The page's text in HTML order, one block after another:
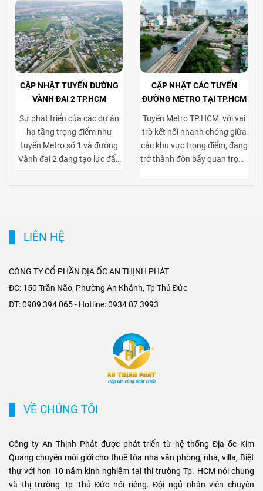
CẬP NHẬT TUYẾN ĐƯỜNG
VÀNH ĐAI 2 TP.HCM
Sự phát triển của các dự án
hạ tầng trọng điểm như
tuyến Metro số 1 và đường
Vành đai 2 đang tạo lực đẩy
giao thông liên vùng, rút
ngoại thành vào trung tâm,
triển cho các khu đô thị mới,
khu biệt thự cao cấp và cụm
tiện ích di chuyển và hạ tầng
đồng bộ đang tạo ra biên độ
tăng giá và tiềm năng khai
các loại hình bất động sản
này.
CẬP NHẬT CÁC TUYẾN
ĐƯỜNG METRO TẠI TP.HCM
Tuyến Metro TP.HCM, với vai
trò kết nối nhanh chóng giữa
các khu vực trọng điểm, đang
trở thành đòn bẩy quan trọng
khai thác tòa nhà văn phòng
Metro. Sự kết hợp giữa hạ
tầng hiện đại và nhu cầu di
chỉ tạo ưu thế cạnh tranh cho
chủ đầu tư, mà còn mở ra cơ
phân khúc bất động sản
LIÊN HỆ
CÔNG TY CỔ PHẦN ĐỊA ỐC AN THỊNH PHÁT
ĐC: 150 Trần Não, Phường An Khánh, Tp Thủ Đức
ĐT: 0909 394 065 - Hotline: 0934 07 3993
VỀ CHÚNG TÔI
Công ty An Thịnh Phát được phát triển từ hệ thống Địa ốc Kim
Quang chuyên môi giới cho thuê tòa nhà văn phòng, nhà, villa, Biệt
thự với hơn 10 năm kinh nghiệm tại thị trường Tp. HCM nói chung
và thị trường Tp Thủ Đức nói riêng. Đội ngủ nhân viên chuyên